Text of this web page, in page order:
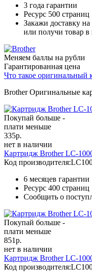
3 года гарантии
Ресурс 500 страниц
Закажи доставку на
или получи товар
Меняем баллы на рубли
Гарантированная цена
Что такое оригинальный
Brother Оригинальные
Покупай больше -
плати меньше
335р.
нет в наличии
Картридж Brother LC-
Код производителя:
6 месяцев гарантии
Ресурс 400 страниц
Сообщить о
Покупай больше -
плати меньше
851р.
нет в наличии
Картридж Brother LC-
Код производителя: